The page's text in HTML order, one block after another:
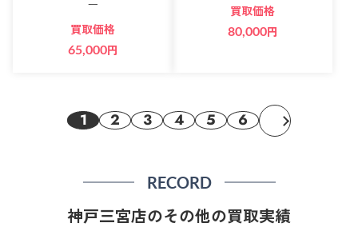
ー
買取価格
65,000円
買取価格
80,000円
1 2 3 4 5 6
RECORD
神戸三宮店のその他の買取実績